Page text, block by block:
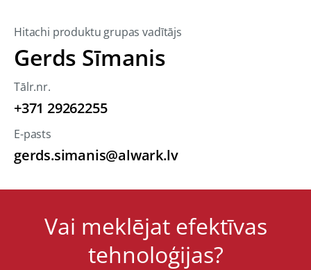
Hitachi produktu grupas vadītājs
Gerds Sīmanis
Tālr.nr.
+371 29262255
E-pasts
gerds.simanis@alwark.lv
Vai meklējat efektīvas
tehnoloģijas?